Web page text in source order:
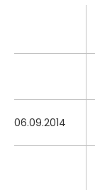
06.09.2014